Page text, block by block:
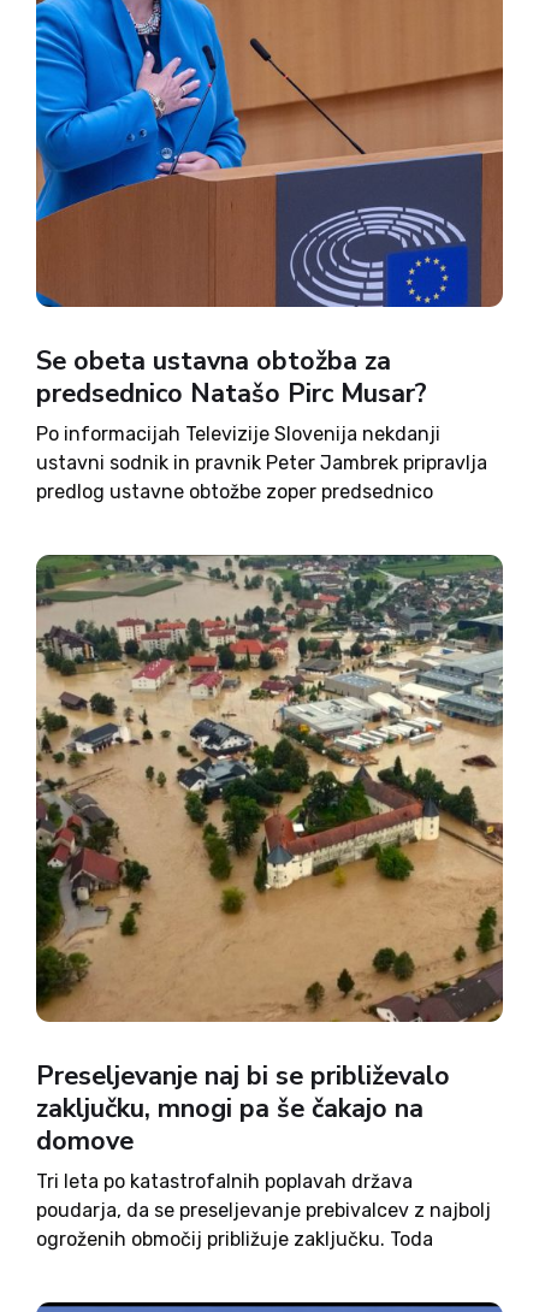
Se obeta ustavna obtožba za
predsednico Natašo Pirc Musar?
Po informacijah Televizije Slovenija nekdanji
ustavni sodnik in pravnik Peter Jambrek pripravlja
predlog ustavne obtožbe zoper predsednico
nedavna prometna nesreča na primorski
avtocesti, vendar razlogi segajo precej širše – do
vprašanj državne...
Preseljevanje naj bi se približevalo
zaključku, mnogi pa še čakajo na
domove
Tri leta po katastrofalnih poplavah država
poudarja, da se preseljevanje prebivalcev z najbolj
ogroženih območij približuje zaključku. Toda
navedbah poplavljena že najmanj šestkrat, selitve